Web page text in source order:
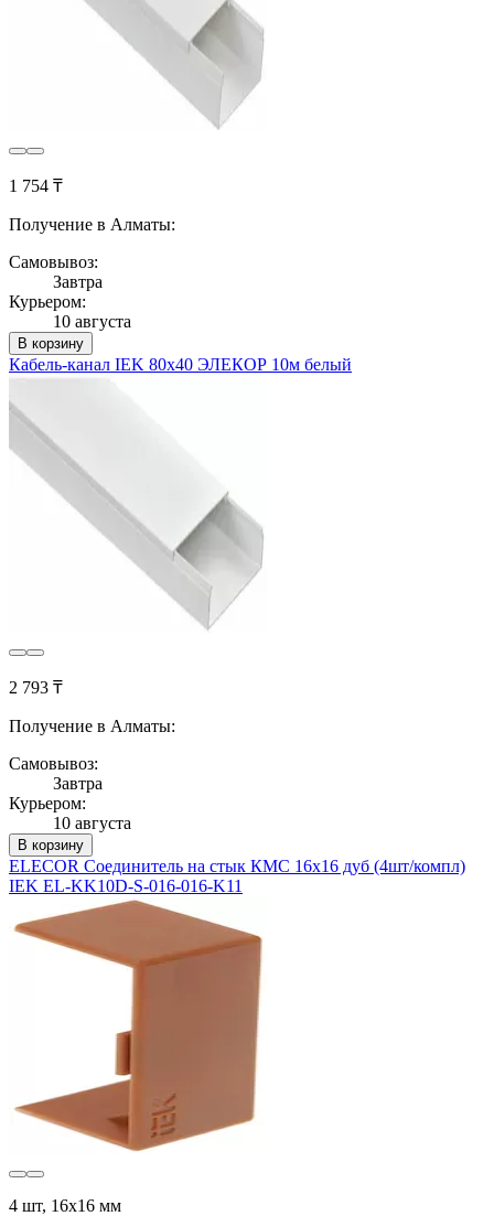
1 754 ₸
Получение в Алматы:
Самовывоз:
Завтра
Курьером:
10 августа
В корзину
Кабель-канал IEK 80х40 ЭЛЕКОР 10м белый
2 793 ₸
Получение в Алматы:
Самовывоз:
Завтра
Курьером:
10 августа
В корзину
ELECOR Соединитель на стык КМС 16х16 дуб (4шт/компл)
IEK EL-KK10D-S-016-016-K11
4 шт, 16х16 мм